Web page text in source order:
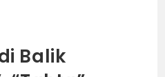
Balik